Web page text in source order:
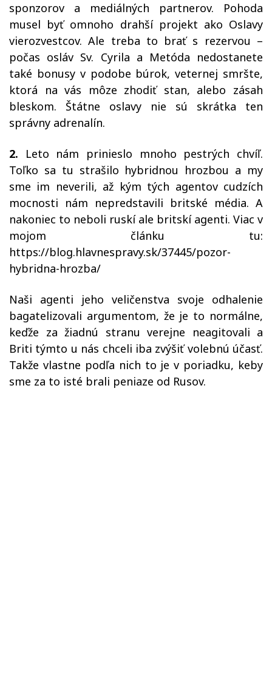
sponzorov a mediálných partnerov. Pohoda
musel byť omnoho drahší projekt ako Oslavy
vierozvestcov. Ale treba to brať s rezervou –
počas osláv Sv. Cyrila a Metóda nedostanete
také bonusy v podobe búrok, veternej smršte,
ktorá na vás môze zhodiť stan, alebo zásah
bleskom. Štátne oslavy nie sú skrátka ten
správny adrenalín.
2. Leto nám prinieslo mnoho pestrých chvíľ.
Toľko sa tu strašilo hybridnou hrozbou a my
sme im neverili, až kým tých agentov cudzích
mocnosti nám nepredstavili britské média. A
nakoniec to neboli ruskí ale britskí agenti. Viac v
mojom článku tu:
https://blog.hlavnespravy.sk/37445/pozor-
hybridna-hrozba/
Naši agenti jeho veličenstva svoje odhalenie
bagatelizovali argumentom, že je to normálne,
keďže za žiadnú stranu verejne neagitovali a
Briti týmto u nás chceli iba zvýšiť volebnú účasť.
Takže vlastne podľa nich to je v poriadku, keby
sme za to isté brali peniaze od Rusov.